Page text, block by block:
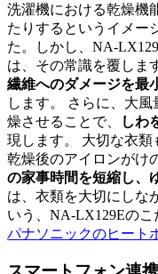
洗濯機における乾燥機
たりするというイメー
た。しかし、NA-
は、その常識を覆しま
繊維へのダメージを最
します。 さらに、大
燥させることで、
しわ
現します。 大切な衣類
乾燥後のアイロンがけ
の家事時間を短縮し、
は、衣類を大切にしな
いう、NA-LX129Eのこ
パナソニックのヒート